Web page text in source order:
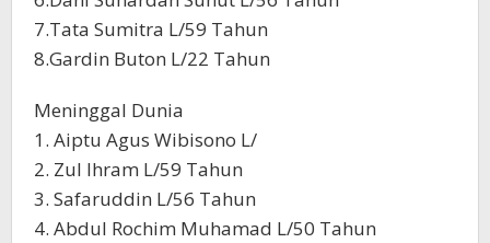
7.Tata Sumitra L/59 Tahun
8.Gardin Buton L/22 Tahun
Meninggal Dunia
1. Aiptu Agus Wibisono L/
2. Zul Ihram L/59 Tahun
3. Safaruddin L/56 Tahun
4. Abdul Rochim Muhamad L/50 Tahun